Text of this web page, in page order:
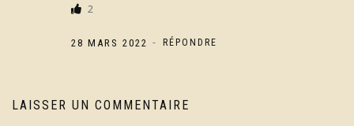
2
28 MARS 2022 - RÉPONDRE
LAISSER UN COMMENTAIRE